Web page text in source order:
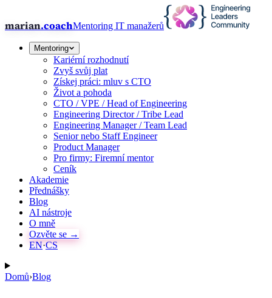
marian.coachMentoring IT manažerů
Mentoring
Kariérní rozhodnutí
Zvyš svůj plat
Získej práci: mluv s CTO
Život a pohoda
CTO / VPE / Head of Engineering
Engineering Director / Tribe Lead
Engineering Manager / Team Lead
Senior nebo Staff Engineer
Product Manager
Pro firmy: Firemní mentor
Ceník
Akademie
Přednášky
Blog
AI nástroje
O mně
Ozvěte se →
EN·CS
Domů›Blog